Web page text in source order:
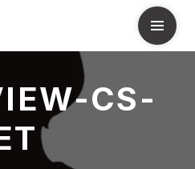
IEW-CS-
T